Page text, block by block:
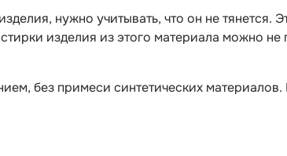
нужно учитывать, что он не тянется.
изделия из этого материала можно
без примеси синтетических